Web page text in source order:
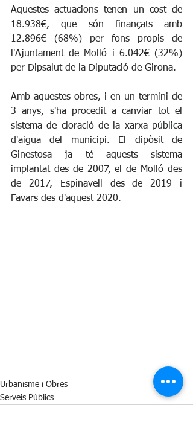
Aquestes actuacions tenen un cost de
18.938€, que són finançats amb
12.896€ (68%) per fons propis de
l'Ajuntament de Molló i 6.042€ (32%)
per Dipsalut de la Diputació de Girona.
Amb aquestes obres, i en un termini de
3 anys, s'ha procedit a canviar tot el
sistema de cloració de la xarxa pública
d'aigua del municipi. El dipòsit de
Ginestosa ja té aquests sistema
implantat des de 2007, el de Molló des
de 2017, Espinavell des de 2019 i
Favars des d'aquest 2020.
Urbanisme i Obres
Serveis Públics